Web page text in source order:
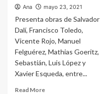
Ana mayo 23, 2021
Presenta obras de Salvador
Dalí, Francisco Toledo,
Vicente Rojo, Manuel
Felguérez, Mathias Goeritz,
Sebastián, Luis López y
Xavier Esqueda, entre...
Read More